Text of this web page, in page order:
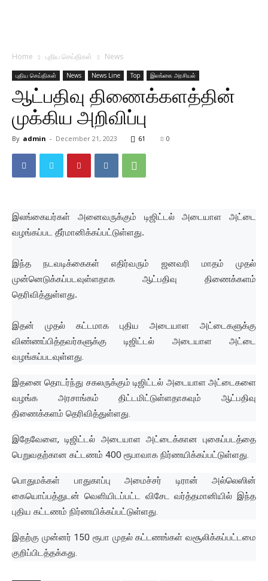
Home புதிய செய்திகள் News
புதிய செய்திகள் News News Line Top இலங்கை அரசியல்
ஆட்பதிவு திணைக்களத்தின்
முக்கிய அறிவிப்பு
By admin - December 21, 2023 61 0
இலங்கையர்கள் அனைவருக்கும் டிஜிட்டல் அடையாள அட்டை
வழங்கப்பட தீர்மானிக்கப்பட்டுள்ளது.
இந்த நடவடிக்கைகள் எதிர்வரும் ஜனவரி மாதம் முதல்
முன்னெடுக்கப்படவுள்ளதாக ஆட்பதிவு திணைக்களம்
தெரிவித்துள்ளது.
இதன் முதல் கட்டமாக புதிய அடையாள
அட்டைகளுக்கு
விண்ணப்பித்தவர்களுக்கு
டிஜிட்டல் அடையாள
அட்டை
வழங்கப்படவுள்ளது.
இதனை தொடர்ந்து சகலருக்கும் டிஜிட்டல் அடையாள அட்டைகளை
வழங்க
அரசாங்கம் திட்டமிட்டுள்ளதாகவும்
ஆட்பதிவு
திணைக்களம் தெரிவித்துள்ளது.
இதேவேளை,டிஜிட்டல் அடையாள அட்டைக்கான புகைப்படத்தை
பெறுவதற்கான கட்டணம் 400 ரூபாவாக நிர்ணயிக்கப்பட்டுள்ளது.
பொதுமக்கள் பாதுகாப்பு
அமைச்சர் டிரான் அல்லெஸின்
கையொப்பத்துடன் வெளியிடப்பட்ட விசேட வர்த்தமானியில் இந்த
புதிய கட்டணம் நிர்ணயிக்கப்பட்டுள்ளது.
இதற்கு முன்னர் 150ரூபா முதல் கட்டணங்கள் வசூலிக்கப்பட்டமை
குறிப்பிடத்தக்கது.